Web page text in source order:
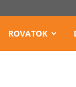
ROVATOK